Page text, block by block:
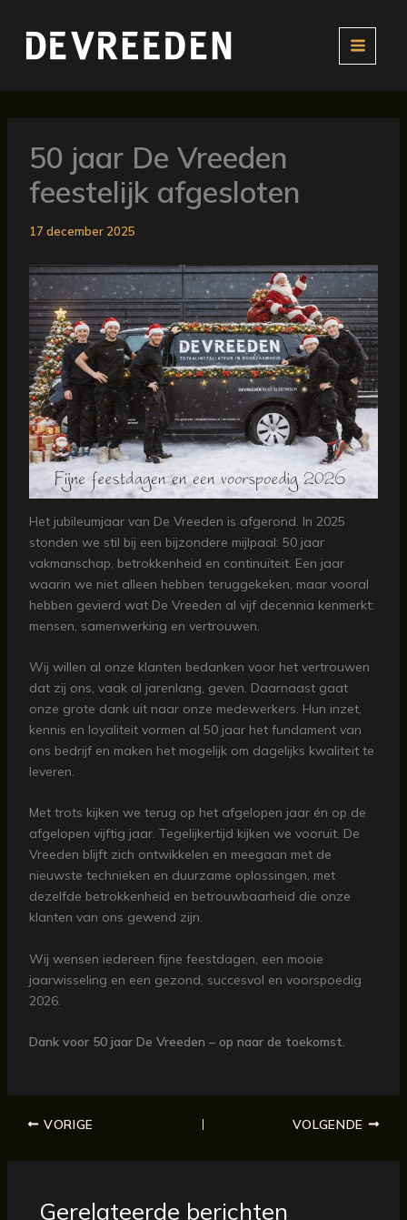
naar
50 jaar De Vreeden
feestelijk afgesloten
17 december 2025
Het jubileumjaar van De Vreeden is afgerond. In 2025
stonden we stil bij een bijzondere mijlpaal: 50 jaar
vakmanschap, betrokkenheid en continuïteit. Een jaar
waarin we niet alleen hebben teruggekeken, maar vooral
hebben gevierd wat De Vreeden al vijf decennia kenmerkt:
mensen, samenwerking en vertrouwen.
Wij willen al onze klanten bedanken voor het vertrouwen
dat zij ons, vaak al jarenlang, geven. Daarnaast gaat
onze grote dank uit naar onze medewerkers. Hun inzet,
kennis en loyaliteit vormen al 50 jaar het fundament van
ons bedrijf en maken het mogelijk om dagelijks kwaliteit te
leveren.
Met trots kijken we terug op het afgelopen jaar én op de
afgelopen vijftig jaar. Tegelijkertijd kijken we vooruit. De
Vreeden blijft zich ontwikkelen en meegaan met de
nieuwste technieken en duurzame oplossingen, met
dezelfde betrokkenheid en betrouwbaarheid die onze
klanten van ons gewend zijn.
Wij wensen iedereen fijne feestdagen, een mooie
jaarwisseling en een gezond, succesvol en voorspoedig
2026.
Dank voor 50 jaar De Vreeden – op naar de toekomst.
VORIGE VOLGENDE
Gerelateerde berichten